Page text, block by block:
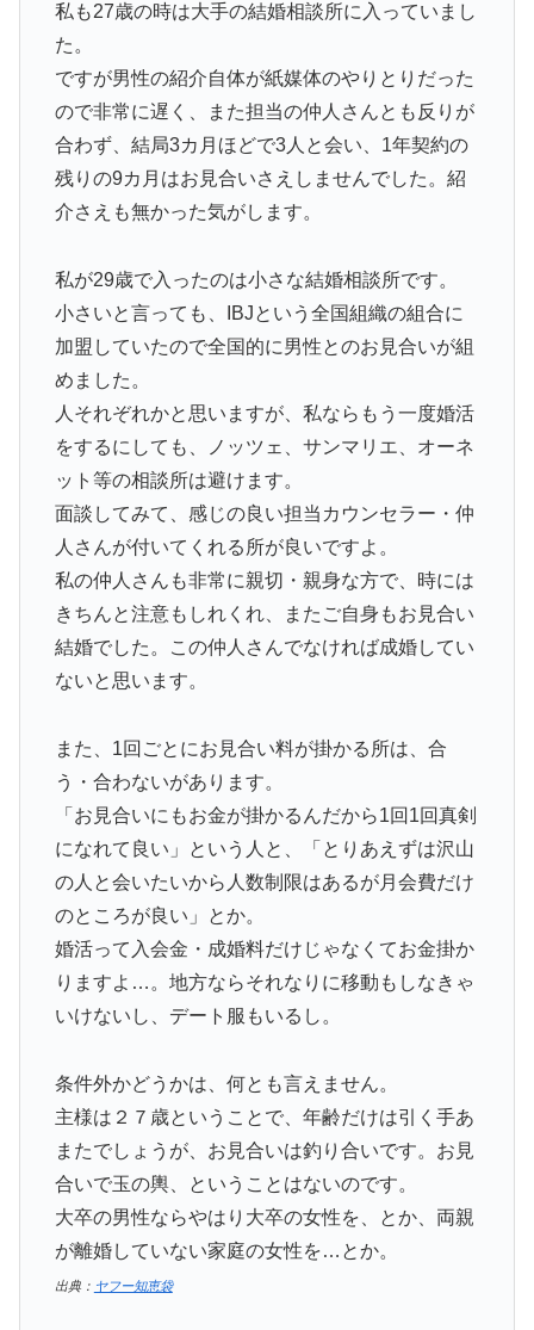
私も27歳の時は大手の結婚相談所に入っていまし
た。
ですが男性の紹介自体が紙媒体のやりとりだった
ので非常に遅く、また担当の仲人さんとも反りが
合わず、結局3カ月ほどで3人と会い、1年契約の
残りの9カ月はお見合いさえしませんでした。紹
介さえも無かった気がします。
私が29歳で入ったのは小さな結婚相談所です。
小さいと言っても、IBJという全国組織の組合に
加盟していたので全国的に男性とのお見合いが組
めました。
人それぞれかと思いますが、私ならもう一度婚活
をするにしても、ノッツェ、サンマリエ、オーネ
ット等の相談所は避けます。
面談してみて、感じの良い担当カウンセラー・仲
人さんが付いてくれる所が良いですよ。
私の仲人さんも非常に親切・親身な方で、時には
きちんと注意もしれくれ、またご自身もお見合い
結婚でした。この仲人さんでなければ成婚してい
ないと思います。
また、1回ごとにお見合い料が掛かる所は、合
う・合わないがあります。
「お見合いにもお金が掛かるんだから1回1回真剣
になれて良い」という人と、「とりあえずは沢山
の人と会いたいから人数制限はあるが月会費だけ
のところが良い」とか。
婚活って入会金・成婚料だけじゃなくてお金掛か
りますよ…。地方ならそれなりに移動もしなきゃ
いけないし、デート服もいるし。
条件外かどうかは、何とも言えません。
主様は２７歳ということで、年齢だけは引く手あ
またでしょうが、お見合いは釣り合いです。お見
合いで玉の輿、ということはないのです。
大卒の男性ならやはり大卒の女性を、とか、両親
が離婚していない家庭の女性を…とか。
出典： ヤフー知恵袋